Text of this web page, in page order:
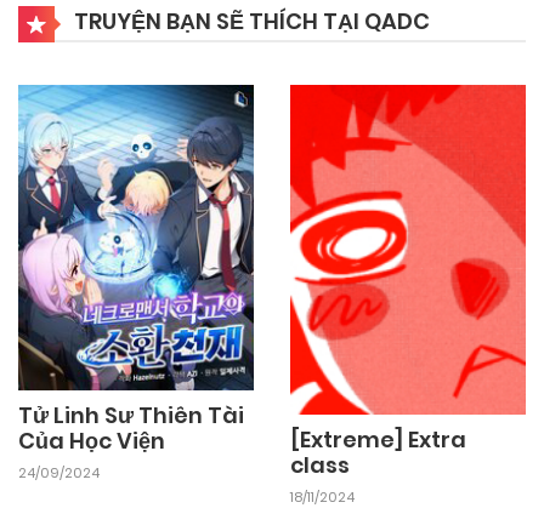
TRUYỆN BẠN SẼ THÍCH TẠI QADC
Tử Linh Sư Thiên Tài
Của Học Viện
24/09/2024
[Extreme] Extra
class
18/11/2024